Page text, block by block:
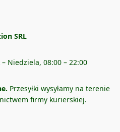
SRL
– Niedziela, 08:00 – 22:00
Przesyłki wysyłamy na terenie
firmy kurierskiej.